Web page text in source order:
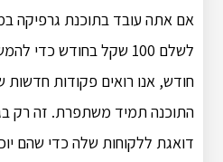
אם אתה עובד בתוכנת גרפיקה
לשלם 100 שקל בחודש
חודש, אנו רואים פקודות חדשות
התוכנה תמיד משתפרת. זה רק
דואגת ללקוחות שלה כדי שהם